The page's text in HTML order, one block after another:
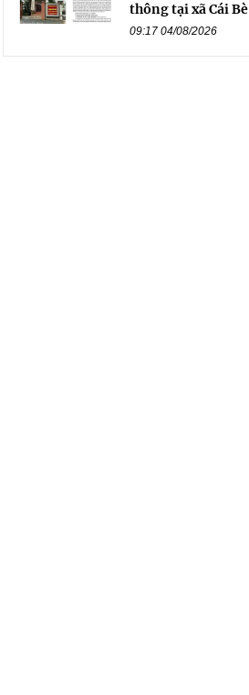
thông tại xã Cái Bè
09:17 04/08/2026